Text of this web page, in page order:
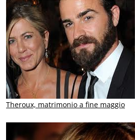
Theroux, matrimonio a fine maggio